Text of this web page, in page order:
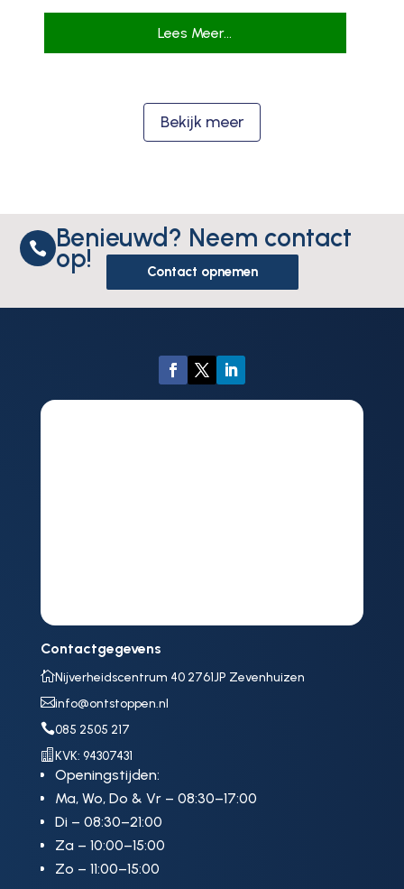
Lees Meer...
Bekijk meer
 Benieuwd? Neem contact
op! Contact opnemen
Contactgegevens
Nijverheidscentrum 40 2761JP Zevenhuizen
info@ontstoppen.nl
085 2505 217
 KVK: 94307431
Openingstijden:
Ma, Wo, Do & Vr – 08:30–17:00
Di – 08:30–21:00
Za – 10:00–15:00
Zo – 11:00–15:00